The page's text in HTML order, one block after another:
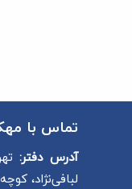
تماس با
آدرس دفتر:
لبافی‌نژاد، کوچه